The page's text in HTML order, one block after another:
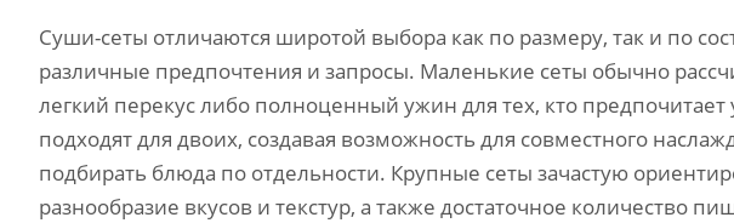
Суши-сеты отличаются широтой выбора как по размеру, так и по
различные предпочтения и запросы. Маленькие сеты обычно
легкий перекус либо полноценный ужин для тех, кто
подходят для двоих, создавая возможность для совместного
подбирать блюда по отдельности. Крупные сеты зачастую
разнообразие вкусов и текстур, а также достаточное количество